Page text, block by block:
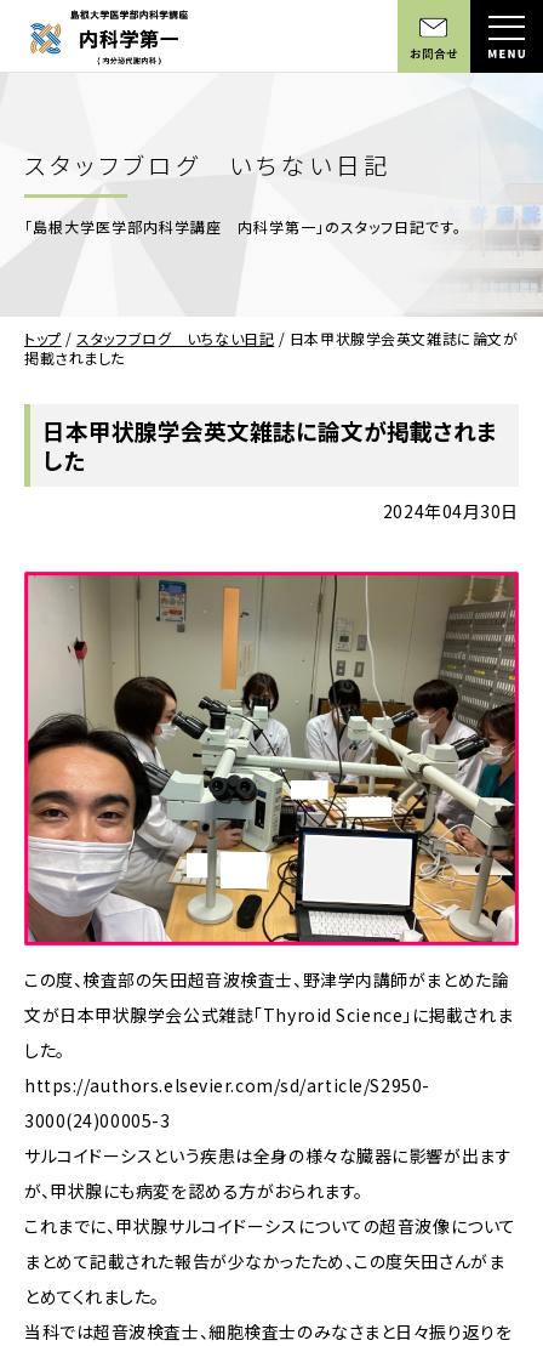
スタッフブログ いちない日記
「島根大学医学部内科学講座 内科学第一」のスタッフ日記です。
トップ / スタッフブログ いちない日記 / 日本甲状腺学会英文雑誌に論文が
掲載されました
日本甲状腺学会英文雑誌に論文が掲載されま
した
2024年04月30日
この度、検査部の矢田超音波検査士、野津学内講師がまとめた論
文が日本甲状腺学会公式雑誌「Thyroid Science」に掲載されま
した。
https://authors.elsevier.com/sd/article/S2950-
3000(24)00005-3
サルコイドーシスという疾患は全身の様々な臓器に影響が出ます
が、甲状腺にも病変を認める方がおられます。
これまでに、甲状腺サルコイドーシスについての超音波像について
まとめて記載された報告が少なかったため、この度矢田さんがま
とめてくれました。
当科では超音波検査士、細胞検査士のみなさまと日々振り返りを